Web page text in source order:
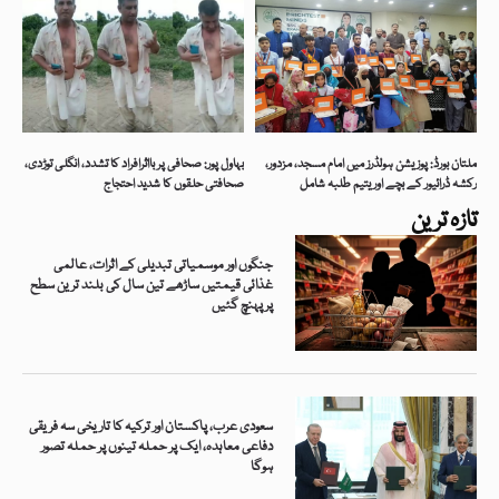
تازہ ترین
جنگوں اور موسمیاتی تبدیلی کے اثرات، عالمی
غذائی قیمتیں ساڑھے تین سال کی بلند ترین سطح
پر پہنچ گئیں
سعودی عرب، پاکستان اور ترکیہ کا تاریخی سہ فریقی
دفاعی معاہدہ، ایک پر حملہ تینوں پر حملہ تصور
ہوگا
بہاول پور: صحافی پر بااثرافراد کا تشدد، انگلی توڑدی،
صحافتی حلقوں کا شدید احتجاج
ملتان بورڈ: پوزیشن ہولڈرز میں امام مسجد، مزدور،
رکشہ ڈرائیور کے بچے اور یتیم طلبہ شامل